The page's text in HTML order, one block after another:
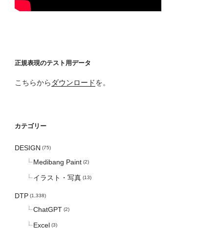
正規表現のテスト用データ
こちらから ダウンロード を。
カテゴリー
DESIGN (75)
Medibang Paint (2)
イラスト・写真 (13)
DTP (1,338)
ChatGPT (2)
Excel (3)